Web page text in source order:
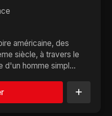
américaine, des
siècle, à travers le
d'un homme simpl...